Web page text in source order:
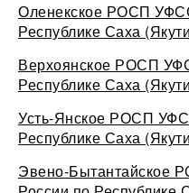
Оленекское РОСП
Республике Саха
Верхоянское РОСП
Республике Саха
Усть-Янское РОСП
Республике Саха
Эвено-Бытантайское